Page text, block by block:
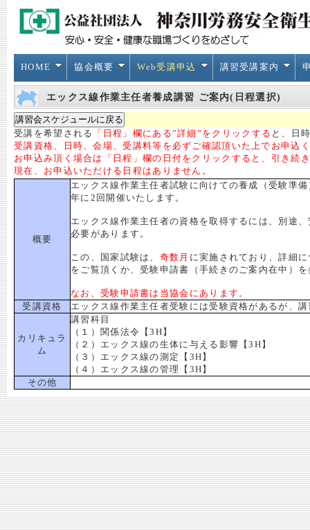
HOME 協会概要 Web受講申込 講習受講案内
エックス線作業主任者養成講習 ご案内(日程選択)
受講を希望される 「日程」欄にある”詳細”をクリックする と、日
受講資格、日時、会場、受講料等を必ずご確認頂いた上でお申込
お申込み頂く場合は「日程」欄の日付をクリックすると、引き続
現在、お申込いただける日程はありません。
概要
エックス線作業主任者試験に向けての養成（受験準
年に2回開催いたします。
エックス線作業主任者の資格を取得するには、別途
必要があります。
この、国家試験は、 奇数月 に実施されており、詳細
をご覧頂くか、受験申請書（手続きのご案内在中）
なお、受験申請書は当協会にあります。
受講資格
エックス線作業主任者受験には受験資格があるが、
カリキュラ
ム
講習科目
（１）関係法令【3H】
（２）エックス線の生体に与える影響【3H】
（３）エックス線の測定【3H】
（４）エックス線の管理【3H】
その他